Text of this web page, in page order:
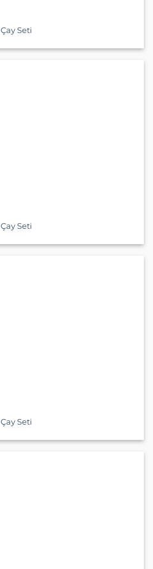
Çay Seti
Çay Seti
Çay Seti